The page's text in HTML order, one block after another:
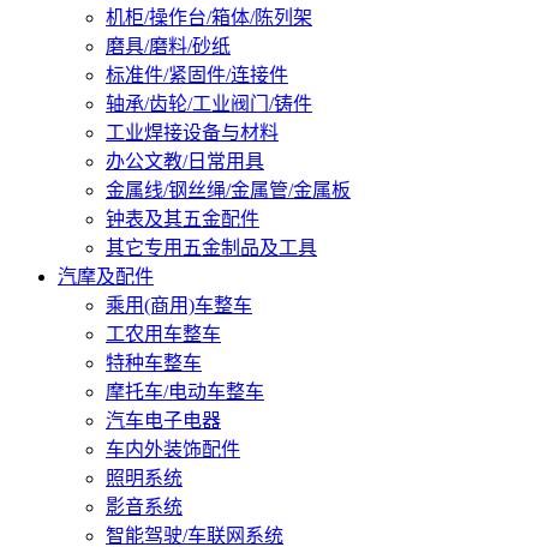
机柜/操作台/箱体/陈列架
磨具/磨料/砂纸
标准件/紧固件/连接件
轴承/齿轮/工业阀门/铸件
工业焊接设备与材料
办公文教/日常用具
金属线/钢丝绳/金属管/金属板
钟表及其五金配件
其它专用五金制品及工具
汽摩及配件
乘用(商用)车整车
工农用车整车
特种车整车
摩托车/电动车整车
汽车电子电器
车内外装饰配件
照明系统
影音系统
智能驾驶/车联网系统